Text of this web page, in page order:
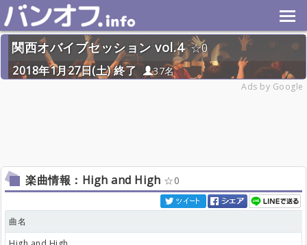
関西オバイブセッション vol.4
0
2018年1月27日(土) 終了
37名
Ads by Google
楽曲情報：High and High 0
曲名